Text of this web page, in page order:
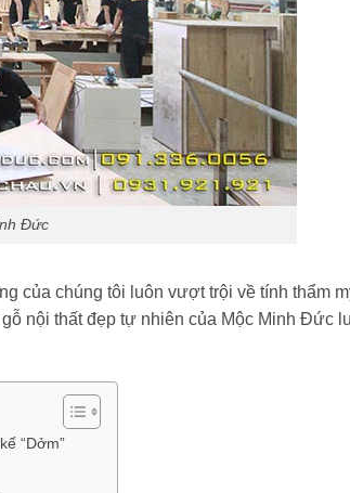
Đức
của chúng tôi luôn vượt trội về tính thẩm
nội thất đẹp tự nhiên của Mộc Minh Đức
“Dởm”